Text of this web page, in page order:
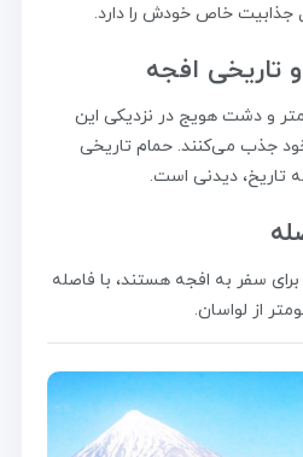
خاص خودش را دارد.
تاریخی افجه
آبشار موآب با ارتفاع 180 متر و دشت هویج در نزدیکی این
جذب می‌کنند. حمام تاریخی
تاریخ، دیدنی است.
سفر به افجه هستند، با فاصله